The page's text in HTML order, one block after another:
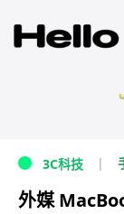
3C科技
外媒